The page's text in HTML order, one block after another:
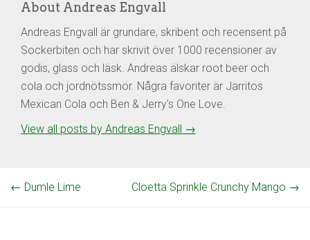
About Andreas Engvall
Andreas Engvall är grundare, skribent och recensent på
Sockerbiten och har skrivit över 1000 recensioner av
godis, glass och läsk. Andreas älskar root beer och
cola och jordnötssmör. Några favoriter är Jarritos
Mexican Cola och Ben & Jerry's One Love.
View all posts by Andreas Engvall
→
← Dumle Lime Cloetta Sprinkle Crunchy Mango →